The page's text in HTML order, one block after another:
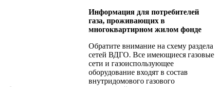
Информация для потребителей
газа, проживающих в
многоквартирном жилом фонде
Обратите внимание на схему раздела
сетей ВДГО. Все имеющиеся газовые
сети и газоиспользующее
оборудование входят в состав
внутридомового газового